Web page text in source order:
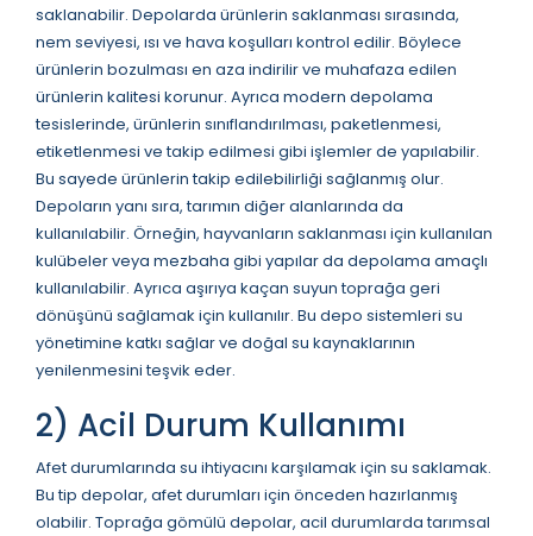
saklanabilir. Depolarda ürünlerin saklanması sırasında,
nem seviyesi, ısı ve hava koşulları kontrol edilir. Böylece
ürünlerin bozulması en aza indirilir ve muhafaza edilen
ürünlerin kalitesi korunur. Ayrıca modern depolama
tesislerinde, ürünlerin sınıflandırılması, paketlenmesi,
etiketlenmesi ve takip edilmesi gibi işlemler de yapılabilir.
Bu sayede ürünlerin takip edilebilirliği sağlanmış olur.
Depoların yanı sıra, tarımın diğer alanlarında da
kullanılabilir. Örneğin, hayvanların saklanması için kullanılan
kulübeler veya mezbaha gibi yapılar da depolama amaçlı
kullanılabilir. Ayrıca aşırıya kaçan suyun toprağa geri
dönüşünü sağlamak için kullanılır. Bu depo sistemleri su
yönetimine katkı sağlar ve doğal su kaynaklarının
yenilenmesini teşvik eder.
2) Acil Durum Kullanımı
Afet durumlarında su ihtiyacını karşılamak için su saklamak.
Bu tip depolar, afet durumları için önceden hazırlanmış
olabilir. Toprağa gömülü depolar, acil durumlarda tarımsal